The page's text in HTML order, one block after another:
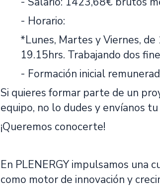
- Horario:
*Lunes, Martes y Viernes,
19.15hrs. Trabajando dos
- Formación inicial
Si quieres formar parte de un
equipo, no lo dudes y envíanos
¡Queremos conocerte!
En PLENERGY impulsamos una
como motor de innovación y